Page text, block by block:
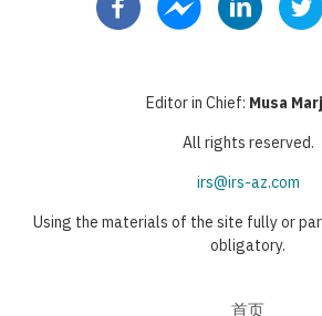
页
页
Editor in Chief: Musa
All rights reserved.
irs@irs-az.com
Using the materials of the site fully or
obligatory.
首页